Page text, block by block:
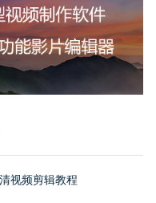
视频剪辑教程